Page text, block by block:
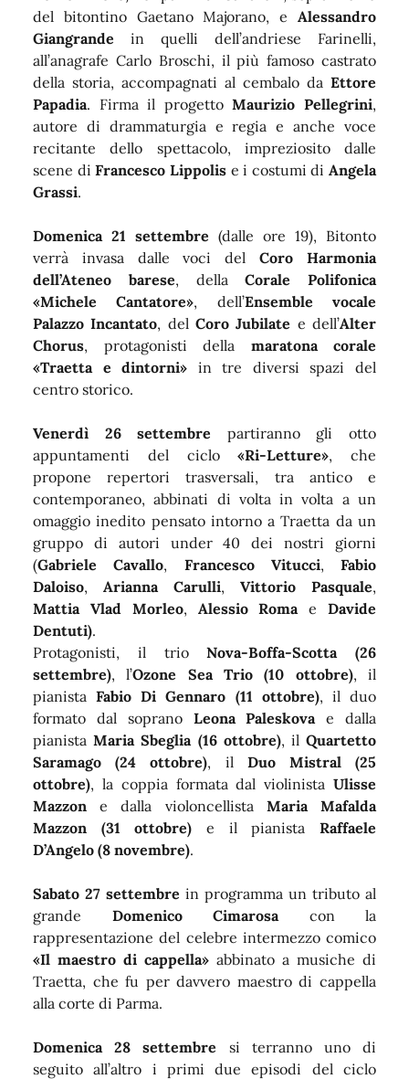
del bitontino Gaetano Majorano, e Alessandro
Giangrande in quelli dell’andriese Farinelli,
all’anagrafe Carlo Broschi, il più famoso castrato
della storia, accompagnati al cembalo da Ettore
Papadia. Firma il progettoMaurizio Pellegrini,
autore di drammaturgia e regia e anche voce
recitante dello spettacolo, impreziosito dalle
scene diFrancesco Lippolise i costumi di Angela
Grassi.
Domenica 21 settembre (dalle ore 19), Bitonto
verrà invasa dalle voci delCoro Harmonia
dell’Ateneo barese, dellaCorale Polifonica
«Michele Cantatore», dell’Ensemble vocale
Palazzo Incantato, delCoro Jubilate e dell’Alter
Chorus, protagonisti della maratona corale
«Traetta e dintorni» in tre diversi spazi del
centro storico.
Venerdì 26 settembre partiranno gli otto
appuntamenti del ciclo«Ri-Letture», che
propone repertori trasversali, tra antico e
contemporaneo, abbinati di volta in volta a un
omaggio inedito pensato intorno a Traetta da un
gruppo di autori under 40 dei nostri giorni
(Gabriele Cavallo, Francesco Vitucci, Fabio
Daloiso, Arianna Carulli, Vittorio Pasquale,
Mattia Vlad Morleo, Alessio Roma eDavide
Dentuti).
Protagonisti, il trioNova-Boffa-Scotta (26
settembre), l’Ozone Sea Trio (10 ottobre), il
pianistaFabio Di Gennaro (11 ottobre), il duo
formato dal
soprano Leona Paleskovae dalla
pianista Maria Sbeglia (16 ottobre), ilQuartetto
Saramago (24 ottobre), il Duo Mistral (25
ottobre), la coppia formata dal violinista Ulisse
Mazzone dalla violoncellista Maria Mafalda
Mazzon (31 ottobre) e il pianista Raffaele
D’Angelo (8 novembre).
Sabato 27 settembre in programma un tributo al
grande Domenico Cimarosa con la
rappresentazione del celebre intermezzo comico
«Il maestro di cappella» abbinato a musiche di
Traetta, che fu per davvero maestro di cappella
alla corte di Parma.
Domenica 28 settembre si terranno uno di
seguito all’altro i primi due episodi del ciclo